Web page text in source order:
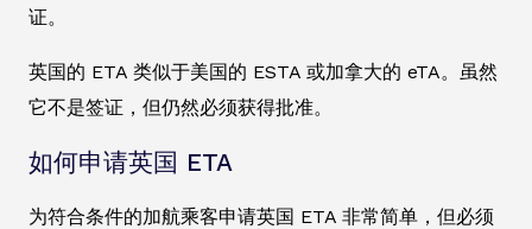
证。
英国的 ETA 类似于美国的 ESTA 或加拿大的 eTA。虽然
它不是签证，但仍然必须获得批准。
如何申请英国 ETA
为符合条件的加航乘客申请英国 ETA 非常简单，但必须